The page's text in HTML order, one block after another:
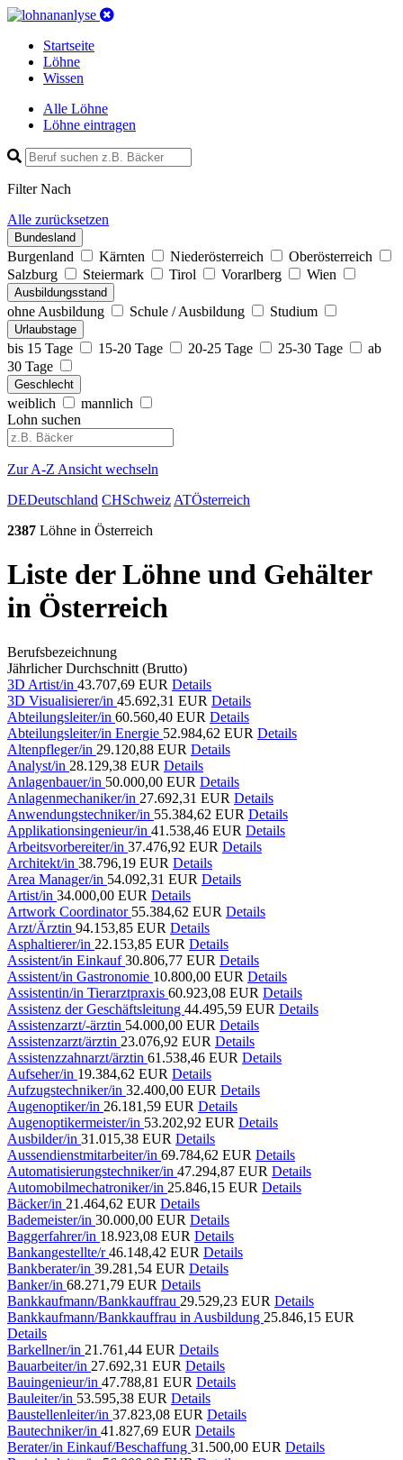
Startseite
Löhne
Wissen
Alle Löhne
Löhne eintragen
Filter Nach
Alle zurücksetzen
Bundesland
Burgenland Kärnten Niederösterreich
Oberösterreich
Salzburg
Steiermark Tirol Vorarlberg Wien
Ausbildungs­stand
ohne Ausbildung Schule / Ausbildung Studium
Urlaubstage
bis 15 Tage 15-20 Tage 20-25 Tage 25-30 Tage
ab
30 Tage
Geschlecht
weiblich
mannlich
Lohn suchen
Zur A-Z Ansicht wechseln
DEDeutschland CHSchweiz ATÖsterreich
2387 Löhne in Österreich
Liste der Löhne und Gehälter
in Österreich
Berufsbezeichnung
Jährlicher Durchschnitt (Brutto)
3D Artist/in 43.707,69 EUR Details
3D Visualisierer/in 45.692,31 EUR Details
Abteilungsleiter/in 60.560,40 EUR Details
Abteilungsleiter/in Energie 52.984,62 EUR Details
Altenpfleger/in 29.120,88 EUR Details
Analyst/in 28.129,38 EUR Details
Anlagenbauer/in 50.000,00 EUR Details
Anlagenmechaniker/in 27.692,31 EUR Details
Anwendungstechniker/in 55.384,62 EUR Details
Applikationsingenieur/in 41.538,46 EUR Details
Arbeitsvorbereiter/in 37.476,92 EUR Details
Architekt/in 38.796,19 EUR Details
Area Manager/in 54.092,31 EUR Details
Artist/in 34.000,00 EUR Details
Artwork Coordinator 55.384,62 EUR Details
Arzt/Ärztin 94.153,85 EUR Details
Asphaltierer/in 22.153,85 EUR Details
Assistent/in Einkauf30.806,77 EUR Details
Assistent/in Gastronomie 10.800,00 EUR Details
Assistentin/in Tierarztpraxis 60.923,08 EUR Details
Assistenz der Geschäftsleitung 44.495,59 EUR Details
Assistenzarzt/-ärztin 54.000,00 EUR Details
Assistenzarzt/ärztin 23.076,92 EUR Details
Assistenzzahnarzt/ärztin 61.538,46 EUR Details
Aufseher/in 19.384,62 EUR Details
Aufzugstechniker/in 32.400,00 EUR Details
Augenoptiker/in 26.181,59 EUR Details
Augenoptikermeister/in 53.202,92 EUR Details
Ausbilder/in 31.015,38 EUR Details
Aussendienstmitarbeiter/in 69.784,62 EUR Details
Automatisierungstechniker/in 47.294,87 EUR Details
Automobilmechatroniker/in 25.846,15 EUR Details
Bäcker/in 21.464,62 EUR Details
Bademeister/in 30.000,00 EUR Details
Baggerfahrer/in 18.923,08 EUR Details
Bankangestellte/r46.148,42 EUR Details
Bankberater/in 39.281,54 EUR Details
Banker/in 68.271,79 EUR Details
Bankkaufmann/Bankkauffrau 29.529,23 EUR Details
Bankkaufmann/Bankkauffrau in Ausbildung 25.846,15 EUR
Details
Barkellner/in 21.761,44 EUR Details
Bauarbeiter/in 27.692,31 EUR Details
Bauingenieur/in 47.788,81 EUR Details
Bauleiter/in 53.595,38 EUR Details
Baustellenleiter/in 37.823,08 EUR Details
Bautechniker/in 41.827,69 EUR Details
Berater/in Einkauf/Beschaffung 31.500,00 EUR Details